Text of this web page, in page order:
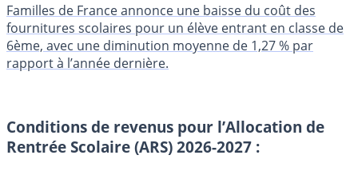
Familles de France annonce une baisse du coût des
fournitures scolaires pour un élève entrant en classe de
6ème, avec une diminution moyenne de 1,27 % par
rapport à l’année dernière.
Conditions de revenus pour l’Allocation de
Rentrée Scolaire (ARS) 2026-2027 :